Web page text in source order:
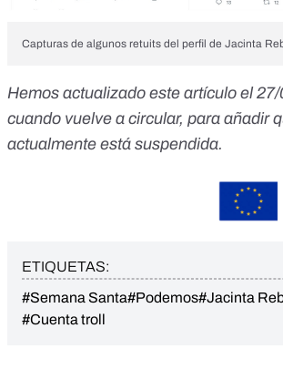
Capturas de algunos retuits del perfil de Jacinta
Hemos actualizado este artículo el
cuando vuelve a circular, para añadir
actualmente está suspendida.
ETIQUETAS:
#Semana Santa#Podemos#Jacinta
#Cuenta troll